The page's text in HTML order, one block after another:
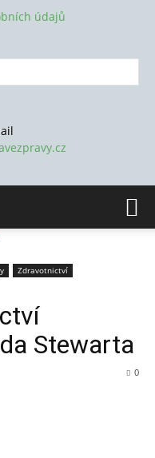
údajů
Zdravotnictví
Stewarta
0